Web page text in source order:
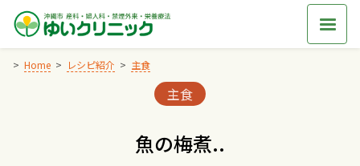
Skip
content
Home レシピ紹介 主食
Categories:
主食
魚の梅煮..